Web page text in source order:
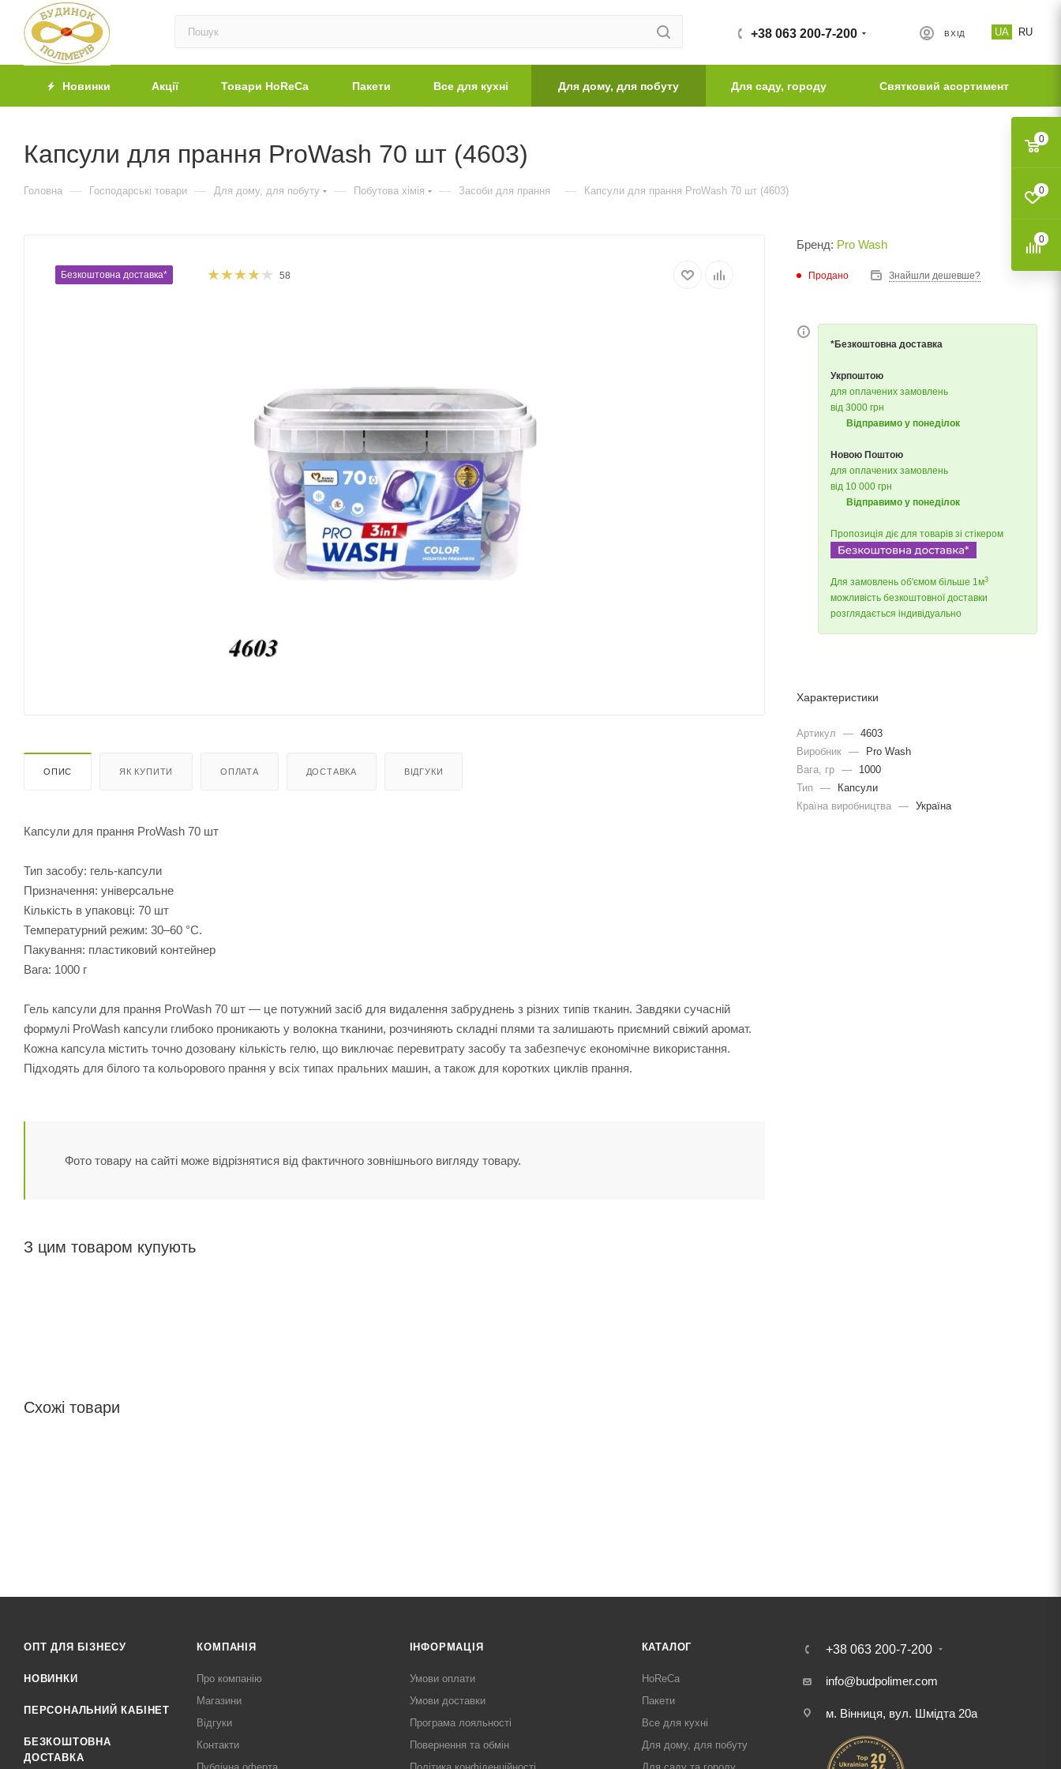
UA RU
ВХІД
+38 063 200-7-200
Новинки Акції Товари HoReCa Пакети Все для кухні Для дому, для побуту Для саду, городу Святковий асортимент
Капсули для прання ProWash 70 шт (4603)
Головна — Господарські товари — Для дому, для побуту — Побутова хімія — Засоби для прання — Капсули для прання ProWash 70 шт (4603)
Безкоштовна доставка* 58
ОПИС ЯК КУПИТИ ОПЛАТА ДОСТАВКА ВІДГУКИ
Капсули для прання ProWash 70 шт
Тип засобу: гель-капсули
Призначення: універсальне
Кількість в упаковці: 70 шт
Температурний режим: 30–60 °C.
Пакування: пластиковий контейнер
Вага: 1000 г
Гель капсули для прання ProWash 70 шт — це потужний засіб для видалення забруднень з різних типів тканин. Завдяки сучасній
формулі ProWash капсули глибоко проникають у волокна тканини, розчиняють складні плями та залишають приємний свіжий аромат.
Кожна капсула містить точно дозовану кількість гелю, що виключає перевитрату засобу та забезпечує економічне використання.
Підходять для білого та кольорового прання у всіх типах пральних машин, а також для коротких циклів прання.
Фото товару на сайті може відрізнятися від фактичного зовнішнього вигляду товару.
З цим товаром купують
Схожі товари
Бренд: Pro Wash
Продано Знайшли дешевше?
*Безкоштовна доставка
Укрпоштою
для оплачених замовлень
від 3000 грн
Відправимо у понеділок
Новою Поштою
для оплачених замовлень
від 10 000 грн
Відправимо у понеділок
Пропозиція діє для товарів зі стікером
Для замовлень об'ємом більше 1м3
можливість безкоштовної доставки
розглядається індивідуально
Характеристики
Артикул — 4603
Виробник —
Pro Wash
Вага, гр —
1000
Тип
—
Капсули
Країна виробництва — Україна
ОПТ ДЛЯ БІЗНЕСУ
НОВИНКИ
ПЕРСОНАЛЬНИЙ КАБІНЕТ
БЕЗКОШТОВНА
ДОСТАВКА
КОМПАНІЯ
Про компанію
Магазини
Відгуки
Контакти
ІНФОРМАЦІЯ
Умови оплати
Умови доставки
Програма лояльності
Повернення та обмін
КАТАЛОГ
HoReCa
Пакети
Все для кухні
Для дому, для побуту
+38 063 200-7-200
info@budpolimer.com
м. Вінниця, вул. Шмідта 20а
0
0
0